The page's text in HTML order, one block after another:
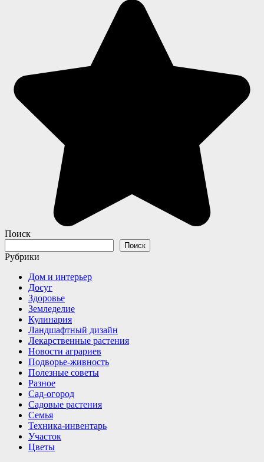
Поиск
Поиск
Рубрики
Дом и интерьер
Досуг
Здоровье
Земледелие
Кулинария
Ландшафтный дизайн
Лекарственные растения
Новости аграриев
Подворье-живность
Полезные советы
Разное
Сад-огород
Садовые растения
Семья
Техника-инвентарь
Участок
Цветы